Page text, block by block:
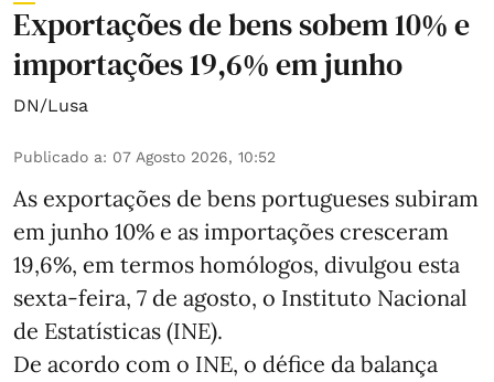
Exportações de bens sobem 10% e
importações 19,6% em junho
DN/Lusa
Publicado a: 07 Agosto 2026, 10:52
As exportações de bens portugueses subiram
em junho 10% e as importações cresceram
19,6%, em termos homólogos, divulgou esta
sexta-feira, 7 de agosto, o Instituto Nacional
de Estatísticas (INE).
De acordo com o INE, o défice da balança